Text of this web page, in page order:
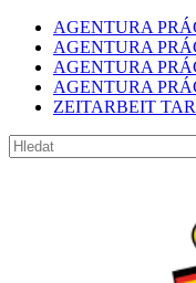
AGENTURA
AGENTURA
AGENTURA
AGENTURA
ZEITARBEIT